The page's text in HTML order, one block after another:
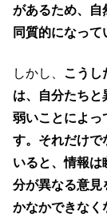
があるため、自
同質的になって
しかし、 こうし
は、自分たちと
弱いことによっ
す。それだけで
いると、情報は
分が異なる意見
かなかできなく